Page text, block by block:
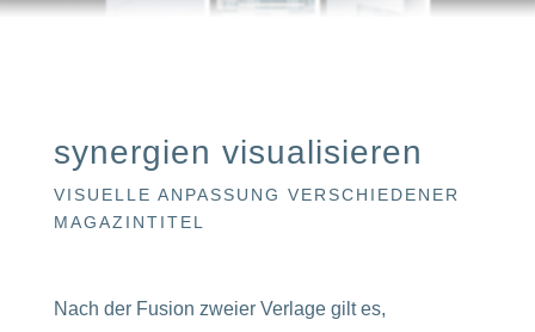
synergien visualisieren
VISUELLE ANPASSUNG VERSCHIEDENER
MAGAZINTITEL
Nach der Fusion zweier Verlage gilt es,